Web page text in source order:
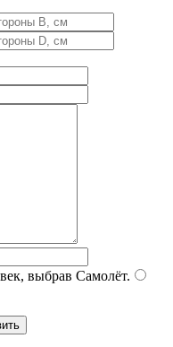
выбрав Самолёт.